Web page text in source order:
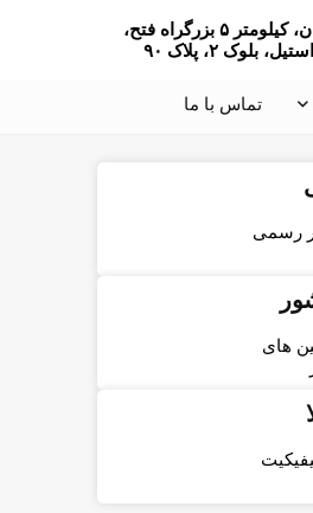
۵ بزرگراه فتح،
بلوک ۲، پلاک ۹۰
تماس با ما
رسمی
های